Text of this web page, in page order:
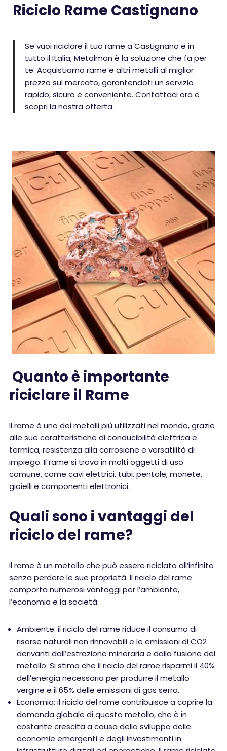
Riciclo Rame Castignano
Se vuoi riciclare il tuo rame a Castignano e in
tutto il Italia, Metalman è la soluzione che fa per
te. Acquistiamo rame e altri metalli al miglior
prezzo sul mercato, garantendoti un servizio
rapido, sicuro e conveniente. Contattaci ora e
scopri la nostra offerta.
Quanto è importante
riciclare il Rame
Il rame è uno dei metalli più utilizzati nel mondo, grazie
alle sue caratteristiche di conducibilità elettrica e
termica, resistenza alla corrosione e versatilità di
impiego. Il rame si trova in molti oggetti di uso
comune, come cavi elettrici, tubi, pentole, monete,
gioielli e componenti elettronici.
Quali sono i vantaggi del
riciclo del rame?
Il rame è un metallo che può essere riciclato all’infinito
senza perdere le sue proprietà. Il riciclo del rame
comporta numerosi vantaggi per l’ambiente,
l’economia e la società:
Ambiente: il riciclo del rame riduce il consumo di
risorse naturali non rinnovabili e le emissioni di CO2
derivanti dall’estrazione mineraria e dalla fusione del
metallo. Si stima che il riciclo del rame risparmi il 40%
dell’energia necessaria per produrre il metallo
vergine e il 65% delle emissioni di gas serra.
Economia: il riciclo del rame contribuisce a coprire la
domanda globale di questo metallo, che è in
costante crescita a causa dello sviluppo delle
economie emergenti e degli investimenti in